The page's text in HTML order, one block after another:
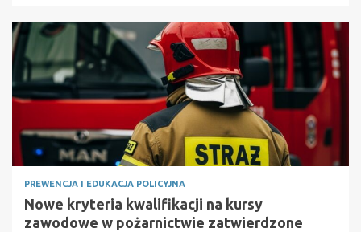
PREWENCJA I EDUKACJA POLICYJNA
Nowe kryteria kwalifikacji na kursy
zawodowe w pożarnictwie zatwierdzone